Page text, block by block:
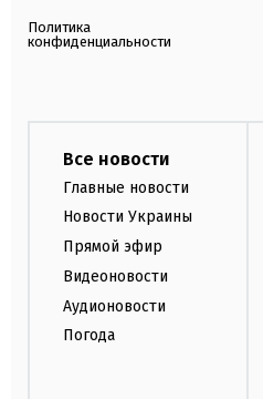
Политика
конфиденциальности
Все новости
Главные новости
Новости Украины
Прямой эфир
Видеоновости
Аудионовости
Погода